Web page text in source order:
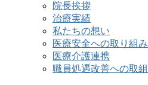
院長挨拶
治療実績
私たちの想い
医療安全への取り組み
医療介護連携
職員処遇改善への取組